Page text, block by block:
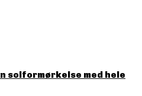
solformørkelse med hele